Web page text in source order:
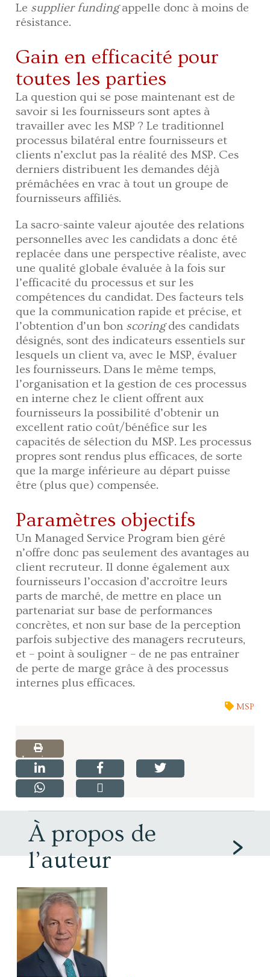
Le supplier fundingappelle donc à moins de
résistance.
Gain en efficacité pour
toutes les parties
La question qui se pose maintenant est de
savoir si les fournisseurs sont aptes à
travailler avec les MSP ? Le traditionnel
processus bilatéral entre fournisseurs et
clients n’exclut pas la réalité des MSP. Ces
derniers distribuent les demandes déjà
prémâchées en vrac à tout un groupe de
fournisseurs affiliés.
La sacro-sainte valeur ajoutée des relations
personnelles avec les candidats a donc été
replacée dans une perspective réaliste, avec
une qualité globale évaluée à la fois sur
l’efficacité du processus et sur les
compétences du candidat. Des facteurs tels
que la communication rapide et précise, et
l’obtention d’un bon scoringdes candidats
désignés, sont des indicateurs essentiels sur
lesquels un client va, avec le MSP, évaluer
les fournisseurs. Dans le même temps,
l’organisation et la gestion de ces processus
en interne chez le client offrent aux
fournisseurs la possibilité d’obtenir un
excellent ratio coût/bénéfice sur les
capacités de sélection du MSP. Les processus
propres sont rendus plus efficaces, de sorte
que la marge inférieure au départ puisse
être (plus que) compensée.
Paramètres objectifs
Un Managed Service Program bien géré
n’offre donc pas seulement des avantages au
client recruteur. Il donne également aux
fournisseurs l’occasion d’accroître leurs
parts de marché, de mettre en place un
partenariat sur base de performances
concrètes, et non sur base de la perception
parfois subjective des managers recruteurs,
et – point à souligner – de ne pas entraîner
de perte de marge grâce à des processus
internes plus efficaces.
MSP
Imprimer
À propos de
l’auteur